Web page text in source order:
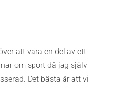
att vara en del av ett
om sport då jag själv
Det bästa är att vi